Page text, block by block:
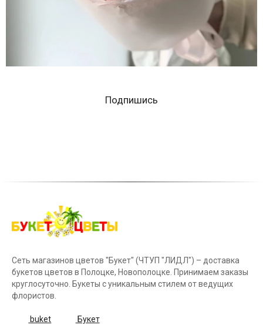
Подпишись
Сеть магазинов цветов "Букет" (ЧТУП "ЛИДЛ") – доставка
букетов цветов в Полоцке, Новополоцке. Принимаем заказы
круглосуточно. Букеты с уникальным стилем от ведущих
флористов.
buket Букет